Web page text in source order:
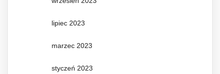
lipiec 2023
marzec 2023
styczeń 2023